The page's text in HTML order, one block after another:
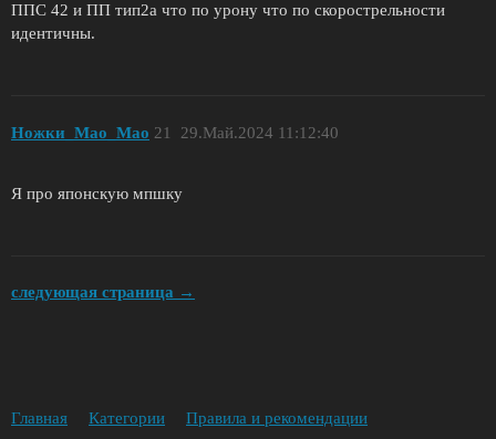
ППС 42 и ПП тип2а что по урону что по скорострельности
идентичны.
Ножки_Мао_Мао 29.Май.2024 11:12:40
21
Я про японскую мпшку
следующая страница →
Главная Категории Правила и рекомендации